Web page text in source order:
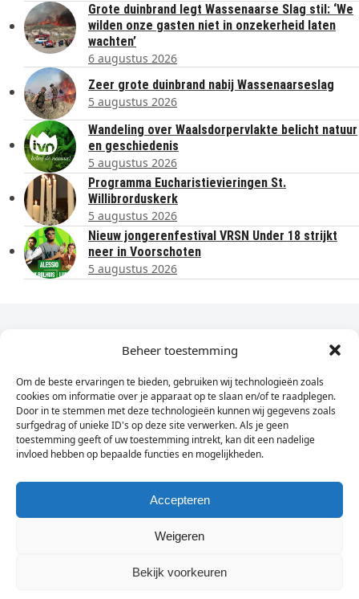
Beheer toestemming
Om de beste ervaringen te bieden, gebruiken wij technologieën zoals
cookies om informatie over je apparaat op te slaan en/of te raadplegen.
Door in te stemmen met deze technologieën kunnen wij gegevens zoals
surfgedrag of unieke ID's op deze site verwerken. Als je geen
toestemming geeft of uw toestemming intrekt, kan dit een nadelige
invloed hebben op bepaalde functies en mogelijkheden.
Accepteren
Weigeren
Bekijk voorkeuren
Grote duinbrand legt Wassenaarse Slag stil: ‘We
wilden onze gasten niet in onzekerheid laten
wachten’
6 augustus 2026
Zeer grote duinbrand nabij Wassenaarseslag
5 augustus 2026
Wandeling over Waalsdorpervlakte belicht natuur
en geschiedenis
5 augustus 2026
Programma Eucharistievieringen St.
Willibrorduskerk
5 augustus 2026
Nieuw jongerenfestival VRSN Under 18 strijkt
neer in Voorschoten
5 augustus 2026
Dagelijks het laatste nieuws in je e-mail?
Vul
hier
je
e-
mailadres
in
Sign Up